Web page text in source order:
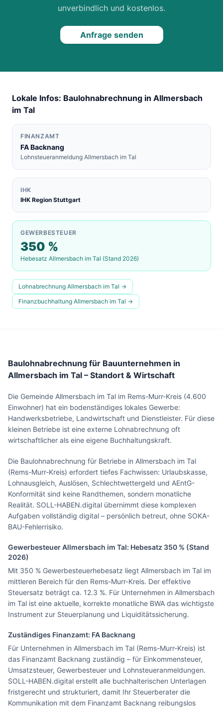
unverbindlich und kostenlos.
Anfrage senden
Lokale Infos: Baulohnabrechnung in Allmersbach
im Tal
FINANZAMT
FABacknang
Lohnsteueranmeldung Allmersbach im Tal
IHK
IHK Region Stuttgart
GEWERBESTEUER
350 %
Hebesatz Allmersbach im Tal (Stand 2026)
Lohnabrechnung Allmersbach im Tal →
Finanzbuchhaltung Allmersbach im Tal →
Baulohnabrechnung für Bauunternehmen in
Allmersbach im Tal – Standort & Wirtschaft
Die Gemeinde Allmersbach im Tal im Rems-Murr-Kreis (4.600
Einwohner) hat ein bodenständiges lokales Gewerbe:
Handwerksbetriebe, Landwirtschaft und Dienstleister. Für diese
kleinen Betriebe ist eine externe Lohnabrechnung oft
wirtschaftlicher als eine eigene Buchhaltungskraft.
Die Baulohnabrechnung für Betriebe in Allmersbach im Tal
(Rems-Murr-Kreis) erfordert tiefes Fachwissen: Urlaubskasse,
Lohnausgleich, Auslösen, Schlechtwettergeld und AEntG-
Konformität sind keine Randthemen, sondern monatliche
Realität. SOLL-HABEN.digital übernimmt diese komplexen
Aufgaben vollständig digital – persönlich betreut, ohne SOKA-
BAU-Fehlerrisiko.
GewerbesteuerAllmersbach im Tal: Hebesatz 350 % (Stand
2026)
Mit 350 % Gewerbesteuerhebesatz liegt Allmersbach im Tal im
mittleren Bereich für den Rems-Murr-Kreis. Der effektive
Steuersatz beträgt ca. 12.3 %. Für Unternehmen in Allmersbach
im Tal ist eine aktuelle, korrekte monatliche BWA das wichtigste
Instrument zur Steuerplanung und Liquiditätssicherung.
Zuständiges Finanzamt: FA Backnang
Für Unternehmen in Allmersbach im Tal (Rems-Murr-Kreis) ist
das Finanzamt Backnang zuständig – für Einkommensteuer,
Umsatzsteuer, Gewerbesteuer und Lohnsteueranmeldungen.
SOLL-HABEN.digital erstellt alle buchhalterischen Unterlagen
fristgerecht und strukturiert, damit Ihr Steuerberater die
Kommunikation mit dem Finanzamt Backnang reibungslos